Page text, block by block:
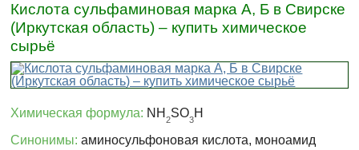
Кислота сульфаминовая марка А, Б в Свирске
(Иркутская область) – купить химическое
сырьё
Химическая формула: NH 2SO3H
Синонимы: аминосульфоновая кислота, моноамид